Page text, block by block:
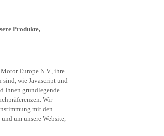
Produkte,
Europe N.V., ihre
wie Javascript und
Ihnen grundlegende
Wir
mit den
um unsere Website,